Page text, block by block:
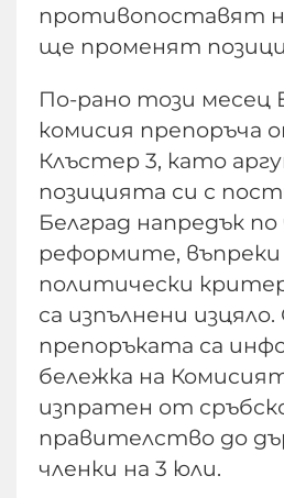
противопоставят
ще променят
По-рано този месец
комисия препоръча
Клъстер 3, като
позицията си с
Белград напредък
реформите, въпреки
политически
са изпълнени
препоръката са
бележка на
изпратен от
правителство до
членки на 3 юли.